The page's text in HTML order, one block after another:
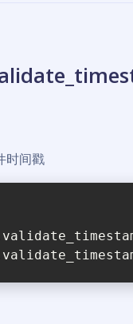
时间戳